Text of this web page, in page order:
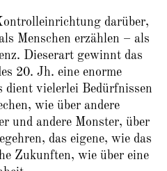
darüber,
Menschen erzählen – als
Dieserart gewinnt das
20. Jh. eine enorme
vielerlei Bedürfnissen
wie über andere
und andere Monster, über
das eigene, wie das
Zukunften, wie über eine